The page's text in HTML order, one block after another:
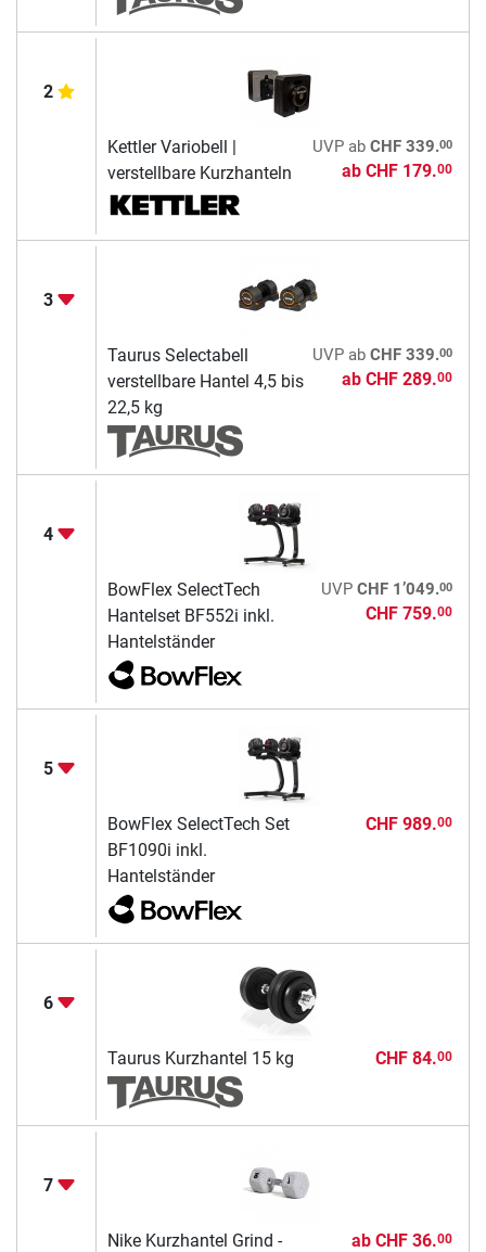
2
Kettler Variobell |
verstellbare Kurzhanteln
UVPab CHF 339.00
ab CHF 179.00
3
Taurus Selectabell
verstellbare Hantel 4,5 bis
22,5 kg
UVPab CHF 339.00
ab CHF 289.00
4
BowFlex SelectTech
Hantelset BF552i inkl.
Hantelständer
UVP CHF 1’049.00
CHF 759.00
5
BowFlex SelectTech Set
BF1090i inkl.
Hantelständer
CHF 989.00
6
Taurus Kurzhantel 15 kg CHF 84.00
7
Nike Kurzhantel Grind -
ab CHF 36.00